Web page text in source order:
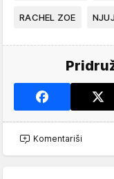
RACHEL ZOE
Komentariši